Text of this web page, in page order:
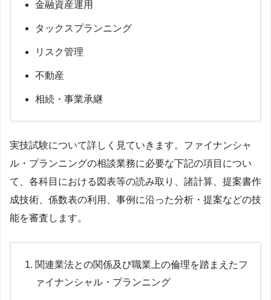
金融資産運用
タックスプランニング
リスク管理
不動産
相続・事業承継
実技試験について詳しく見ていきます。ファイナンシャ
ル・プランニングの相談業務に必要な下記の項目につい
て、各科目における図表等の読み取り、諸計算、提案書作
成技術、係数表の利用、事例に沿った分析・提案などの技
能を審査します。
関連業法との関係及び職業上の倫理を踏まえたフ
ァイナンシャル・プランニング